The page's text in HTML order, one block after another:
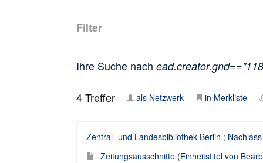
Filter
Ihre Suche nach
4Treffer als Netzwerk in Merkliste
Zentral- und Landesbibliothek Berlin ;
Zeitungsausschnitte (Einheitstitel von